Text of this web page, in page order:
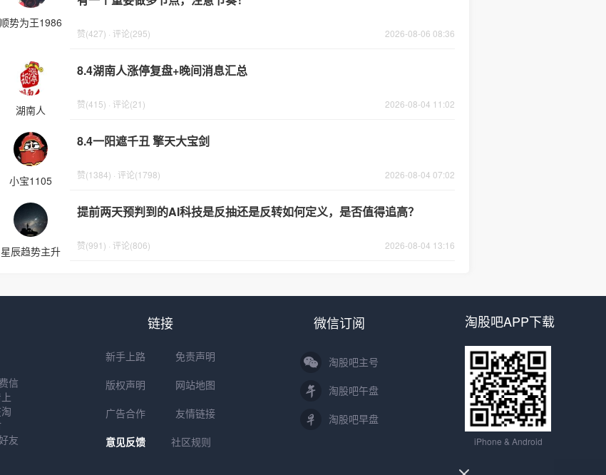
顺势为王1986
赞(427) · 评论(295) 2026-08-06 08:36
湖南人
8.4湖南人涨停复盘+晚间消息汇总
赞(415) · 评论(21) 2026-08-04 11:02
小宝1105
8.4一阳遮千丑 擎天大宝剑
赞(1384) · 评论(1798) 2026-08-04 07:02
星辰趋势主升
提前两天预判到的AI科技是反抽还是反转如何定义，是否值得追高？
赞(991) · 评论(806) 2026-08-04 13:16
信
友
链接
新手上路 免责声明
版权声明 网站地图
广告合作 友情链接
意见反馈 社区规则
微信订阅
淘股吧主号
淘股吧午盘
淘股吧早盘
淘股吧APP下载
iPhone & Android